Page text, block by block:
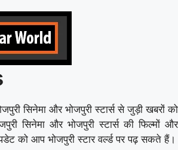
सिनेमा और भोजपुरी स्टार्स से जुड़ी खबरों को
सिनेमा और भोजपुरी स्टार्स की फिल्मों और
को आप भोजपुरी स्टार वर्ल्ड पर पढ़ सकते हैं।